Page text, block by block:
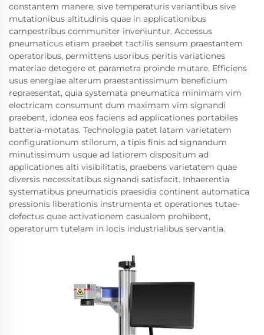
constantem manere, sive temperaturis variantibus sive
mutationibus altitudinis quae in applicationibus
campestribus communiter inveniuntur. Accessus
pneumaticus etiam praebet tactilis sensum praestantem
operatoribus, permittens usoribus peritis variationes
materiae detegere et parametra proinde mutare. Efficiens
usus energiae alterum praestantissimum beneficium
repraesentat, quia systemata pneumatica minimam vim
electricam consumunt dum maximam vim signandi
praebent, idonea eos faciens ad applicationes portabiles
batteria-motatas. Technologia patet latam varietatem
configurationum stilorum, a tipis finis ad signandum
minutissimum usque ad latiorem dispositum ad
applicationes alti visibilitatis, praebens varietatem quae
diversis necessitatibus signandi satisfacit. Inhaerentia
systematibus pneumaticis praesidia continent automatica
pressionis liberationis instrumenta et operationes tutae-
defectus quae activationem casualem prohibent,
operatorum tutelam in locis industrialibus servantia.